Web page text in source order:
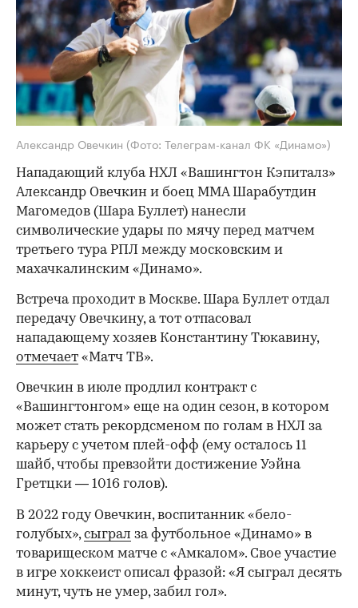
Александр Овечкин (Фото: Телеграм-канал ФК «Динамо»)
Нападающий клуба НХЛ «Вашингтон Кэпиталз»
Александр Овечкин и боец ММА Шарабутдин
Магомедов (Шара Буллет) нанесли
символические удары по мячу перед матчем
третьего тура РПЛ между московским и
махачкалинским «Динамо».
Встреча проходит в Москве. Шара Буллет отдал
передачу Овечкину, а тот отпасовал
нападающему хозяев Константину Тюкавину,
отмечает «Матч ТВ».
Овечкин в июле продлил контракт с
«Вашингтонгом» еще на один сезон, в котором
может стать рекордсменом по голам в НХЛ за
карьеру с учетом плей-офф (ему осталось 11
шайб, чтобы превзойти достижение Уэйна
Гретцки — 1016 голов).
В 2022 году Овечкин, воспитанник «бело-
голубых»,сыграл за футбольное «Динамо» в
товарищеском матче с «Амкалом». Свое участие
в игре хоккеист описал фразой: «Я сыграл десять
минут, чуть не умер, забил гол».